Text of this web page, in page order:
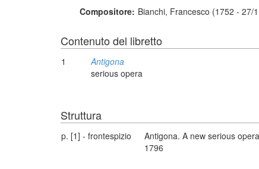
Compositore: Bianchi, Francesco (1752 - 27/
Contenuto del libretto
1
Antigona
serious opera
Struttura
p. [1] - frontespizio
Antigona. A new serious
1796